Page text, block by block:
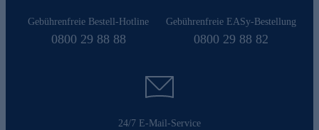
Gebührenfreie Bestell-Hotline
0800 29 88 88
Gebührenfreie EASy-Bestellung
0800 29 88 82
24/7 E-Mail-Service